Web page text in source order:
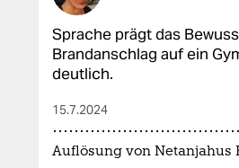
Sprache prägt das
Brandanschlag auf ein
deutlich.
15.7.2024
Auflösung von Netanjahus